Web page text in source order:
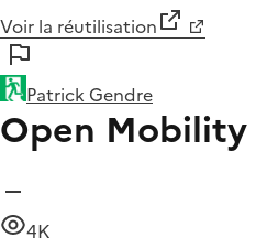
Voir la réutilisation
Patrick Gendre
Open
4K